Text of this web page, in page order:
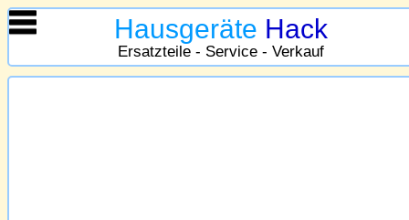
Hausgeräte Hack
Ersatzteile - Service - Verkauf